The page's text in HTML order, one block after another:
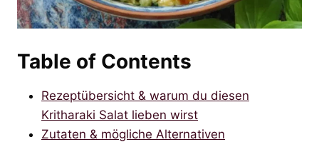
Table of Contents
Rezeptübersicht & warum du diesen
Kritharaki Salat lieben wirst
Zutaten & mögliche Alternativen